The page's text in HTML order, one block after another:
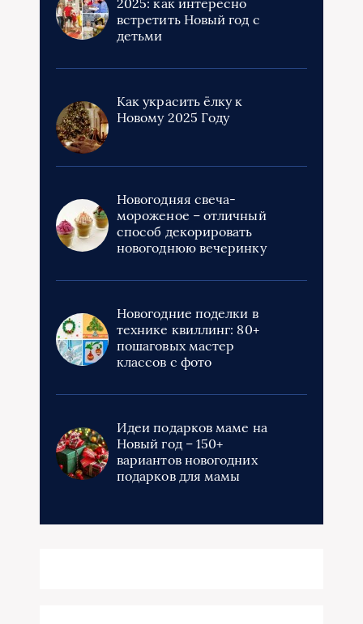
встретить Новый год с
детьми
Как украсить ёлку к
Новому 2025 Году
Новогодняя свеча-
мороженое – отличный
способ декорировать
новогоднюю вечеринку
Новогодние поделки в
технике квиллинг: 80+
пошаговых мастер
классов с фото
Идеи подарков маме на
Новый год – 150+
вариантов новогодних
подарков для мамы